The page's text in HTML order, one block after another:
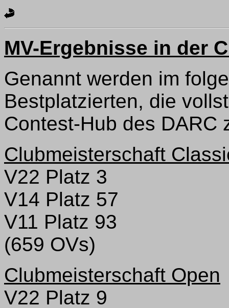
MV-Ergebnisse in der
Genannt werden im
Bestplatzierten, die
Contest-Hub des DARC
Clubmeisterschaft
V22 Platz 3
V14 Platz 57
V11 Platz 93
(659 OVs)
Clubmeisterschaft Open
V22 Platz 9